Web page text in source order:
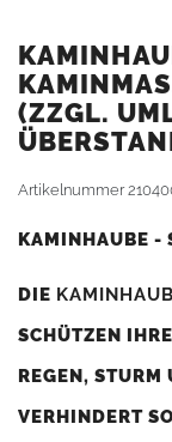
ZZGL.
Artikelnummer
KAMINHAUBE -
DIE
SCHÜTZEN
REGEN,
VERHINDERT